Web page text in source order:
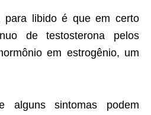
para libido é que em certo
de testosterona pelos
em estrogênio, um
sintomas podem